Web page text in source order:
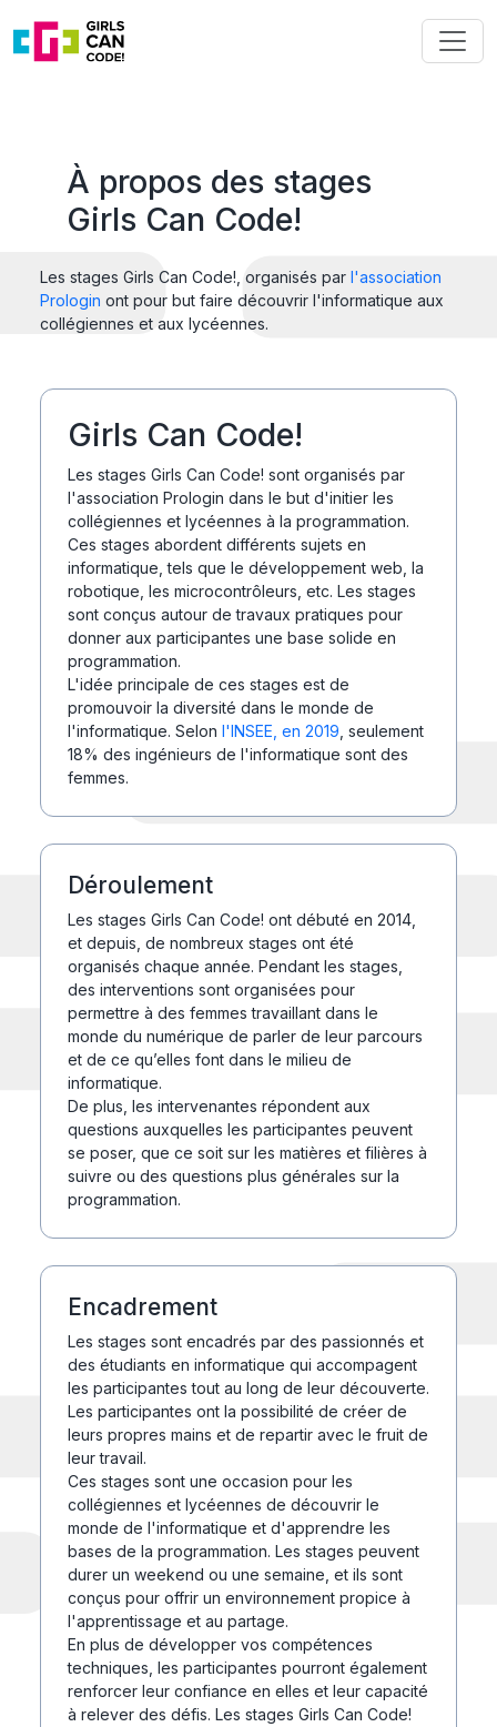
À propos des stages
Girls Can Code!
Les stages Girls Can Code!, organisés par l'association
Prologin ont pour but faire découvrir l'informatique aux
collégiennes et aux lycéennes.
Girls Can Code!
Les stages Girls Can Code! sont organisés par
l'association Prologin dans le but d'initier les
collégiennes et lycéennes à la programmation.
Ces stages abordent différents sujets en
informatique, tels que le développement web, la
robotique, les microcontrôleurs, etc. Les stages
sont conçus autour de travaux pratiques pour
donner aux participantes une base solide en
programmation.
L'idée principale de ces stages est de
promouvoir la diversité dans le monde de
l'informatique. Selon l'INSEE, en 2019 , seulement
18% des ingénieurs de l'informatique sont des
femmes.
Déroulement
Les stages Girls Can Code! ont débuté en 2014,
et depuis, de nombreux stages ont été
organisés chaque année. Pendant les stages,
des interventions sont organisées pour
permettre à des femmes travaillant dans le
monde du numérique de parler de leur parcours
et de ce qu’elles font dans le milieu de
informatique.
De plus, les intervenantes répondent aux
questions auxquelles les participantes peuvent
se poser, que ce soit sur les matières et filières à
suivre ou des questions plus générales sur la
programmation.
Encadrement
Les stages sont encadrés par des passionnés et
des étudiants en informatique qui accompagent
les participantes tout au long de leur découverte.
Les participantes ont la possibilité de créer de
leurs propres mains et de repartir avec le fruit de
leur travail.
Ces stages sont une occasion pour les
collégiennes et lycéennes de découvrir le
monde de l'informatique et d'apprendre les
bases de la programmation. Les stages peuvent
durer un weekend ou une semaine, et ils sont
conçus pour offrir un environnement propice à
l'apprentissage et au partage.
En plus de développer vos compétences
techniques, les participantes pourront également
renforcer leur confiance en elles et leur capacité
à relever des défis. Les stages Girls Can Code!